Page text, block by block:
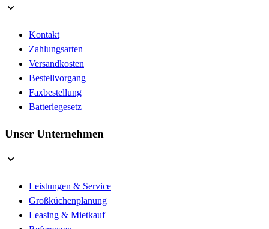
Kontakt
Zahlungsarten
Versandkosten
Bestellvorgang
Faxbestellung
Batteriegesetz
Unser Unternehmen
Leistungen & Service
Großküchenplanung
Leasing & Mietkauf